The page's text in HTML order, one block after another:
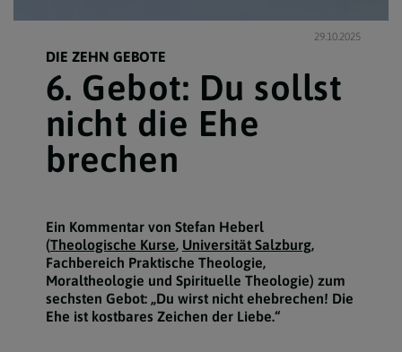
29.10.2025
DIE ZEHN GEBOTE
6. Gebot: Du sollst
nicht die Ehe
brechen
Ein Kommentar von Stefan Heberl
(Theologische Kurse, Universität Salzburg,
Fachbereich Praktische Theologie,
Moraltheologie und Spirituelle Theologie) zum
sechsten Gebot: „Du wirst nicht ehebrechen! Die
Ehe ist kostbares Zeichen der Liebe.“